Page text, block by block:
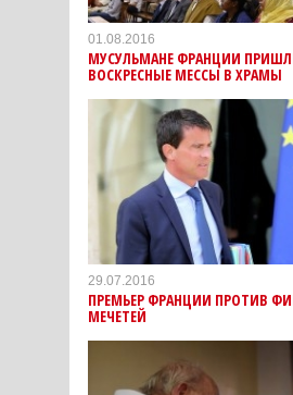
01.08.2016
МУСУЛЬМАНЕ ФРАНЦИИ
ВОСКРЕСНЫЕ МЕССЫ В ХРАМЫ
29.07.2016
ПРЕМЬЕР ФРАНЦИИ ПРОТИВ
МЕЧЕТЕЙ